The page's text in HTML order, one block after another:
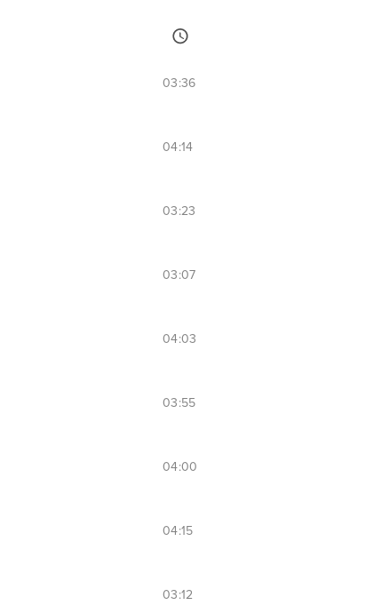
03:36
04:14
03:23
03:07
04:03
03:55
04:00
04:15
03:12